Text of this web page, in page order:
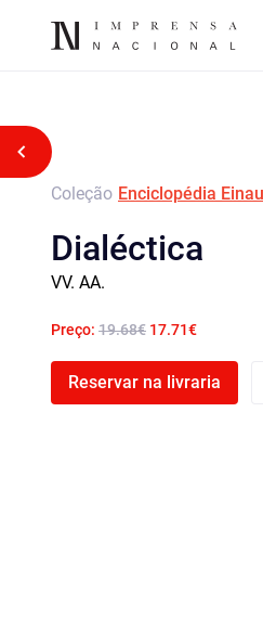
Voltar atrás
Coleção Enciclopédia
Dialéctica
VV. AA.
Preço: 19.68€ 17.71€
Reservar na livraria